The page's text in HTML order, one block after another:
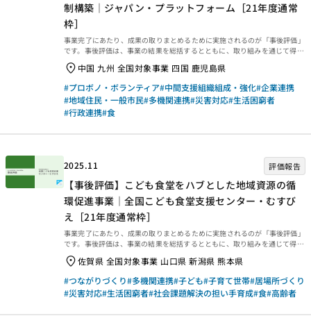
制構築｜ジャパン・プラットフォーム［21年度通常
枠］
事業完了にあたり、成果の取りまとめるために実施されるのが「事後評価」
です。事後評価は、事業の結果を総括するとともに、取り組みを通じて得ら
れた学びを今後に生かせるよう、提言や知見・教訓を整理するために行われ
ます。今回は、2025年3月末に事業完了した2021年度通常枠【発災から復
興期を見据えた食料支援体制構築｜ジャパン・プラットフォーム［21年度
通常枠］】の事後評価報告書をご紹介します。ぜひご覧ください。 事業概要
等 事業概要などは、以下のページからご覧ください。 事後評価報告 事後評
価報告書は、以下の外部リンクからご覧ください。 ・資金分配団体 ・実行
中国 九州 全国対象事業 四国 鹿児島県
#プロボノ・ボランティア#中間支援組織組成・強化#企業連携
#地域住民・一般市民#多機関連携#災害対応#生活困窮者
#行政連携#食
2025.11 評価報告
【事後評価】こども食堂をハブとした地域資源の循
環促進事業｜全国こども食堂支援センター・むすび
え［21年度通常枠］
事業完了にあたり、成果の取りまとめるために実施されるのが「事後評価」
です。事後評価は、事業の結果を総括するとともに、取り組みを通じて得ら
れた学びを今後に生かせるよう、提言や知見・教訓を整理するために行われ
ます。今回は、2025年3月末に事業完了した2021年度通常枠【こども食堂
をハブとした地域資源の循環促進事業｜全国こども食堂支援センター・むす
びえ［21年度通常枠］】の事後評価報告書をご紹介します。ぜひご覧くださ
い。 事業概要等 事業概要などは、以下のページからご覧ください。 事後評
配団体 ・実行団体 【事業基礎情報】
佐賀県 全国対象事業 山口県 新潟県 熊本県
#つながりづくり#多機関連携#子ども#子育て世帯#居場所づくり
#災害対応#生活困窮者#社会課題解決の担い手育成#食#高齢者